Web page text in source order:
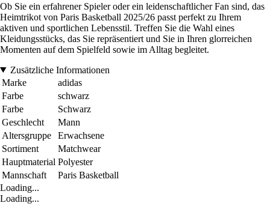
Ob Sie ein erfahrener Spieler oder ein leidenschaftlicher Fan sind, das
Heimtrikot von Paris Basketball 2025/26 passt perfekt zu Ihrem
aktiven und sportlichen Lebensstil. Treffen Sie die Wahl eines
Kleidungsstücks, das Sie repräsentiert und Sie in Ihren glorreichen
Momenten auf dem Spielfeld sowie im Alltag begleitet.
Zusätzliche Informationen
Marke
adidas
Farbe
schwarz
Farbe
Schwarz
Geschlecht
Mann
Altersgruppe
Erwachsene
Sortiment
Matchwear
Hauptmaterial Polyester
Mannschaft
Paris Basketball
Loading...
Loading...